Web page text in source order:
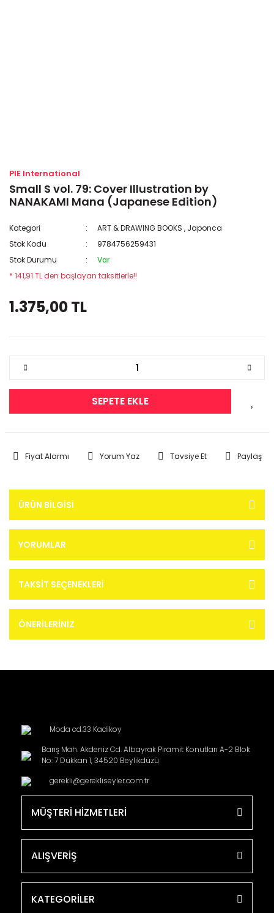
PIE International
Small S vol. 79: Cover Illustration by
NANAKAMI Mana (Japanese Edition)
Kategori ART & DRAWING BOOKS , Japonca
Stok Kodu
9784756259431
Stok Durumu
Var
* 141,91 TL den başlayan taksitlerle!!
1.375,00 TL
SEPETE EKLE
Fiyat Alarmı Yorum Yaz Tavsiye Et Paylaş
ÜRÜN BILGISI
YORUMLAR
TAKSIT SEÇENEKLERI
ÖNERILERINIZ
Moda cd.33 Kadikoy
Barış Mah. Akdeniz Cd. Albayrak Piramit Konutları A-2 Blok
No: 7 Dükkan 1, 34520 Beylikdüzü
gerekli@gerekliseyler.com.tr
MÜŞTERİ HİZMETLERİ
ALIŞVERİŞ
KATEGORİLER